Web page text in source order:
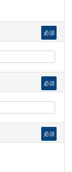
必須
必須
必須